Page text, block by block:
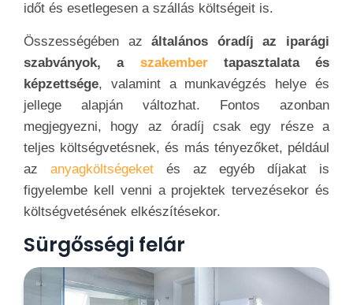
időt és esetlegesen a szállás költségeit is.
Összességében az általános óradíj az iparági
szabványok, a szakember tapasztalata és
képzettsége, valamint a munkavégzés helye és
jellege alapján változhat. Fontos azonban
megjegyezni, hogy az óradíj csak egy része a
teljes költségvetésnek, és más tényezőket, például
az anyagköltségeket és az egyéb díjakat is
figyelembe kell venni a projektek tervezésekor és
költségvetésének elkészítésekor.
Sürgősségi felár